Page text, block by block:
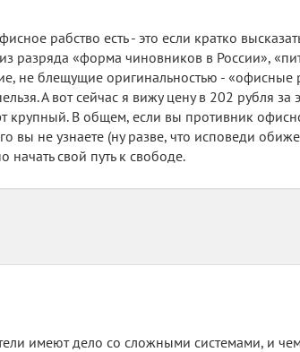
работодатели.
рабство есть - это если кратко
разряда «форма чиновников в России»,
не блещущие оригинальностью - «офисные
А вот сейчас я вижу цену в 202 рубля за
В общем, если вы противник
вы не узнаете (ну разве, что исповеди
начать свой путь к свободе.
имеют дело со сложными системами, и